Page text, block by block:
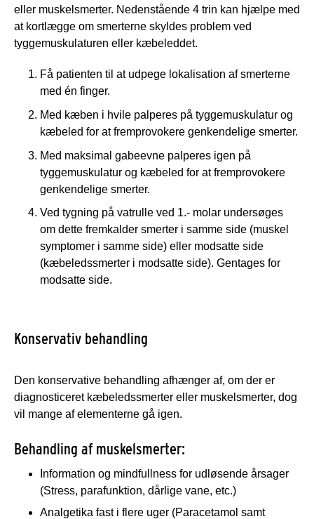
eller muskelsmerter. Nedenstående 4 trin kan hjælpe med
at kortlægge om smerterne skyldes problem ved
tyggemuskulaturen eller kæbeleddet.
Få patienten til at udpege lokalisation af smerterne
med én finger.
Med kæben i hvile palperes på tyggemuskulatur og
kæbeled for at fremprovokere genkendelige smerter.
Med maksimal gabeevne palperes igen på
tyggemuskulatur og kæbeled for at fremprovokere
genkendelige smerter.
Ved tygning på vatrulle ved 1.- molar undersøges
om dette fremkalder smerter i samme side (muskel
symptomer i samme side) eller modsatte side
(kæbeledssmerter i modsatte side). Gentages for
modsatte side.
Konservativ behandling
Den konservative behandling afhænger af, om der er
diagnosticeret kæbeledssmerter eller muskelsmerter, dog
vil mange af elementerne gå igen.
Behandling af muskelsmerter:
Information og mindfullness for udløsende årsager
(Stress, parafunktion, dårlige vane, etc.)
Analgetika fast i flere uger (Paracetamol samt